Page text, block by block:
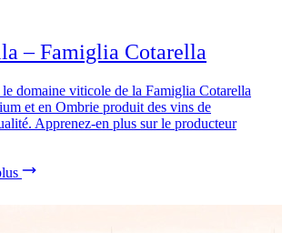
– Famiglia Cotarella
domaine viticole de la Famiglia Cotarella
et en Ombrie produit des vins de
Apprenez-en plus sur le producteur